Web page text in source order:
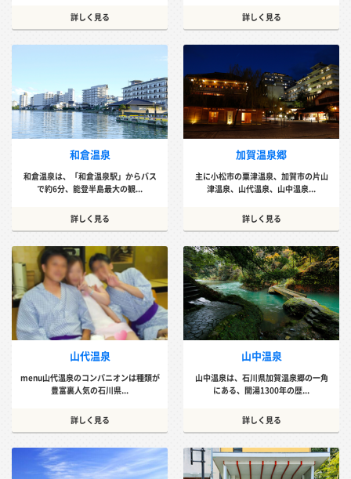
詳しく見る 詳しく見る
和倉温泉
和倉温泉は、「和倉温泉駅」からバス
で約6分、能登半島最大の観...
詳しく見る
加賀温泉郷
主に小松市の粟津温泉、加賀市の片山
津温泉、山代温泉、山中温泉...
詳しく見る
山代温泉
menu山代温泉のコンパニオンは種類が
豊富裏人気の石川県...
詳しく見る
山中温泉
山中温泉は、石川県加賀温泉郷の一角
にある、開湯1300年の歴...
詳しく見る